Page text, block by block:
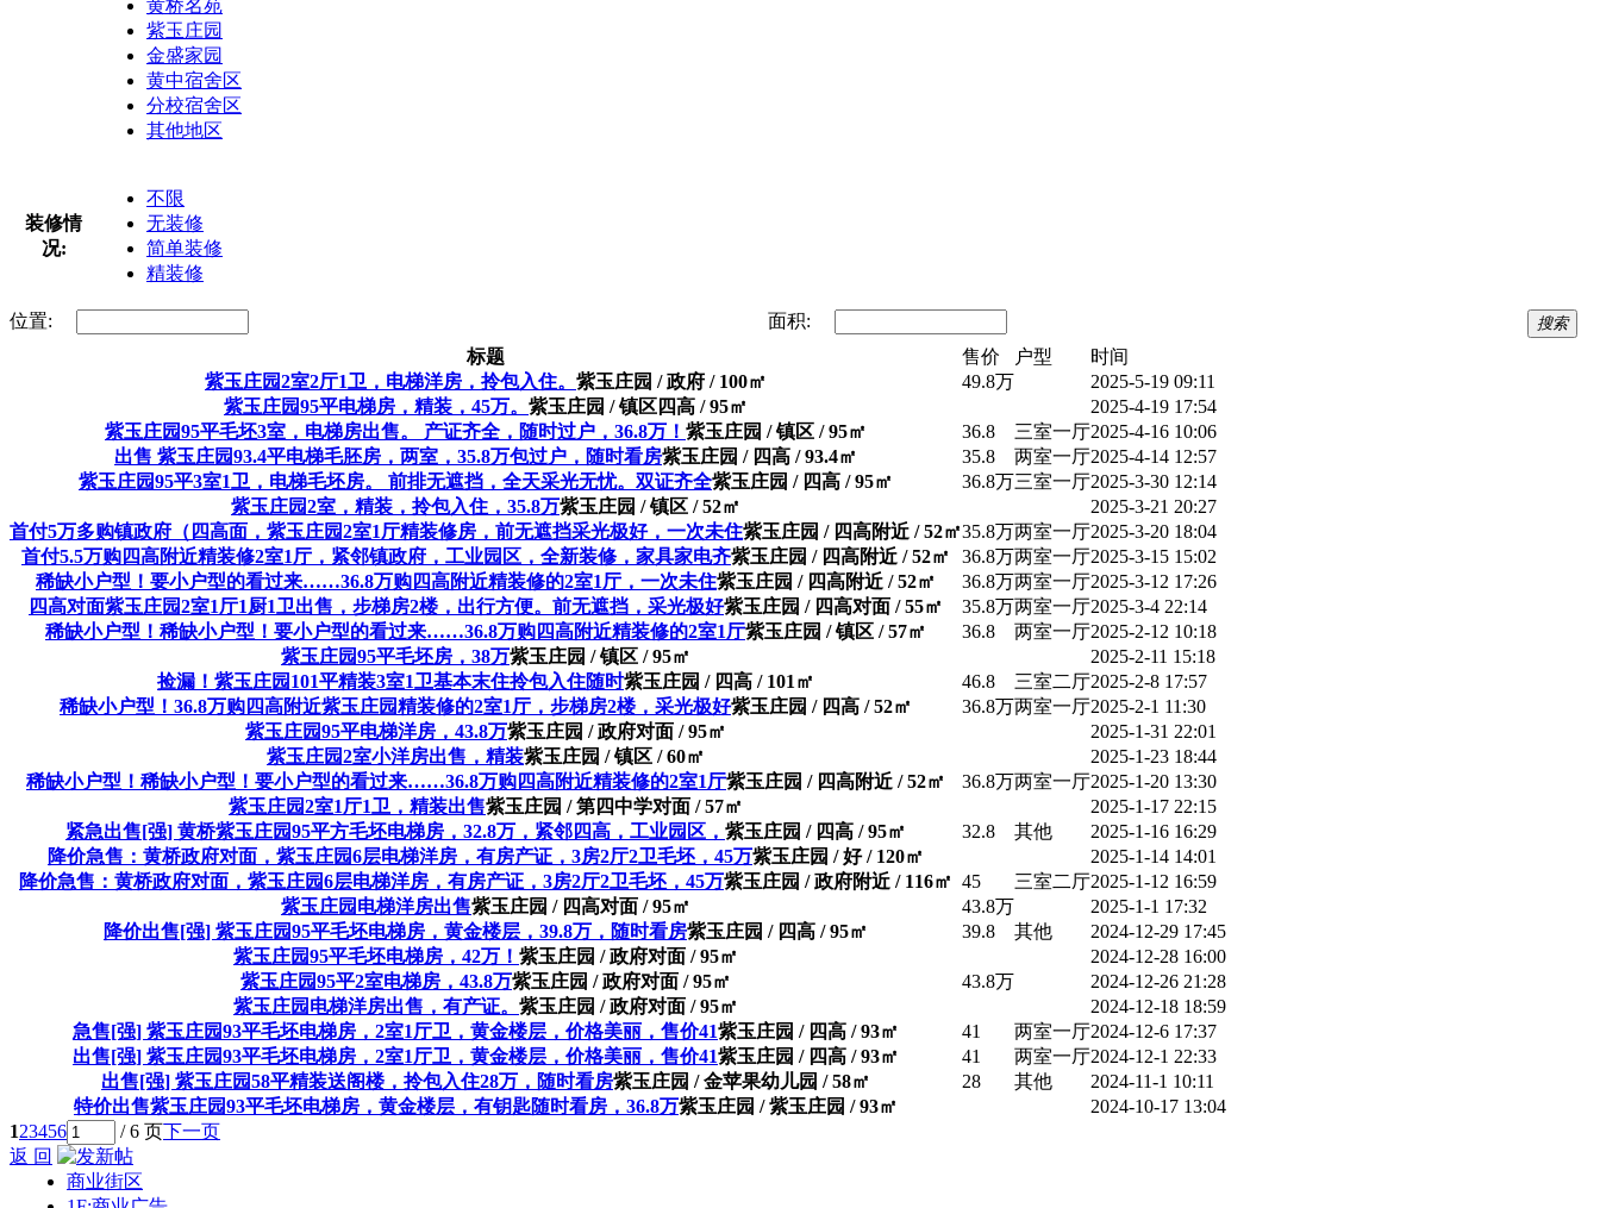
黄桥名苑
紫玉庄园
金盛家园
黄中宿舍区
分校宿舍区
其他地区
装修情
况:
不限
无装修
简单装修
精装修
位置: 面积: 搜索
标题 售价 户型
时间
紫玉庄园2室2厅1卫，电梯洋房，拎包入住。 紫玉庄园 / 政府 / 100㎡ 49.8万
2025-5-19 09:11
紫玉庄园95平电梯房，精装，45万。 紫玉庄园 / 镇区四高 / 95㎡
2025-4-19 17:54
紫玉庄园95平毛坯3室，电梯房出售。 产证齐全，随时过户，36.8万！ 紫玉庄园 / 镇区 / 95㎡ 36.8 三室一厅2025-4-16 10:06
出售 紫玉庄园93.4平电梯毛胚房，两室，35.8万包过户，随时看房紫玉庄园 / 四高 / 93.4㎡ 35.8 两室一厅2025-4-14 12:57
紫玉庄园95平3室1卫，电梯毛坯房。 前排无遮挡，全天采光无忧。双证齐全紫玉庄园 / 四高 / 95㎡ 36.8万三室一厅2025-3-30 12:14
紫玉庄园2室，精装，拎包入住，35.8万紫玉庄园 / 镇区 / 52㎡
2025-3-21 20:27
首付5万多购镇政府（四高面，紫玉庄园2室1厅精装修房，前无遮挡采光极好，一次未住紫玉庄园 / 四高附近 / 52㎡35.8万两室一厅2025-3-20 18:04
首付5.5万购四高附近精装修2室1厅，紧邻镇政府，工业园区，全新装修，家具家电齐紫玉庄园 / 四高附近 / 52㎡ 36.8万两室一厅2025-3-15 15:02
稀缺小户型！要小户型的看过来……36.8万购四高附近精装修的2室1厅，一次未住紫玉庄园 / 四高附近 / 52㎡ 36.8万两室一厅2025-3-12 17:26
四高对面紫玉庄园2室1厅1厨1卫出售，步梯房2楼，出行方便。前无遮挡，采光极好紫玉庄园 / 四高对面 / 55㎡ 35.8万两室一厅2025-3-4 22:14
稀缺小户型！稀缺小户型！要小户型的看过来……36.8万购四高附近精装修的2室1厅紫玉庄园 / 镇区 / 57㎡ 36.8 两室一厅2025-2-12 10:18
紫玉庄园95平毛坯房，38万紫玉庄园 / 镇区 / 95㎡
2025-2-11 15:18
捡漏！紫玉庄园101平精装3室1卫基本末住拎包入住随时紫玉庄园 / 四高 / 101㎡ 46.8 三室二厅2025-2-8 17:57
稀缺小户型！36.8万购四高附近紫玉庄园精装修的2室1厅，步梯房2楼，采光极好紫玉庄园 / 四高 / 52㎡ 36.8万两室一厅2025-2-1 11:30
紫玉庄园95平电梯洋房，43.8万紫玉庄园 / 政府对面 / 95㎡
2025-1-31 22:01
紫玉庄园2室小洋房出售，精装紫玉庄园 / 镇区 / 60㎡
2025-1-23 18:44
稀缺小户型！稀缺小户型！要小户型的看过来……36.8万购四高附近精装修的2室1厅紫玉庄园 / 四高附近 / 52㎡ 36.8万两室一厅2025-1-20 13:30
紫玉庄园2室1厅1卫，精装出售紫玉庄园 / 第四中学对面 / 57㎡
2025-1-17 22:15
紧急出售[强] 黄桥紫玉庄园95平方毛坯电梯房，32.8万，紧邻四高，工业园区， 紫玉庄园 / 四高 / 95㎡ 32.8 其他
2025-1-16 16:29
降价急售：黄桥政府对面，紫玉庄园6层电梯洋房，有房产证，3房2厅2卫毛坯，45万紫玉庄园 / 好 / 120㎡
2025-1-14 14:01
降价急售：黄桥政府对面，紫玉庄园6层电梯洋房，有房产证，3房2厅2卫毛坯，45万紫玉庄园 / 政府附近 / 116㎡ 45 三室二厅2025-1-12 16:59
紫玉庄园电梯洋房出售紫玉庄园 / 四高对面 / 95㎡ 43.8万
2025-1-1 17:32
降价出售[强] 紫玉庄园95平毛坯电梯房，黄金楼层，39.8万，随时看房紫玉庄园 / 四高 / 95㎡ 39.8 其他
2024-12-29 17:45
紫玉庄园95平毛坯电梯房，42万！ 紫玉庄园 / 政府对面 / 95㎡
2024-12-28 16:00
紫玉庄园95平2室电梯房，43.8万紫玉庄园 / 政府对面 / 95㎡ 43.8万
2024-12-26 21:28
紫玉庄园电梯洋房出售，有产证。 紫玉庄园 / 政府对面 / 95㎡
2024-12-18 18:59
急售[强] 紫玉庄园93平毛坯电梯房，2室1厅卫，黄金楼层，价格美丽，售价41紫玉庄园 / 四高 / 93㎡ 41 两室一厅2024-12-6 17:37
出售[强] 紫玉庄园93平毛坯电梯房，2室1厅卫，黄金楼层，价格美丽，售价41紫玉庄园 / 四高 / 93㎡ 41 两室一厅2024-12-1 22:33
出售[强] 紫玉庄园58平精装送阁楼，拎包入住28万，随时看房紫玉庄园 / 金苹果幼儿园 / 58㎡ 28 其他
2024-11-1 10:11
特价出售紫玉庄园93平毛坯电梯房，黄金楼层，有钥匙随时看房，36.8万紫玉庄园 / 紫玉庄园 / 93㎡
2024-10-17 13:04
123456 / 6 页下一页
返 回
商业街区